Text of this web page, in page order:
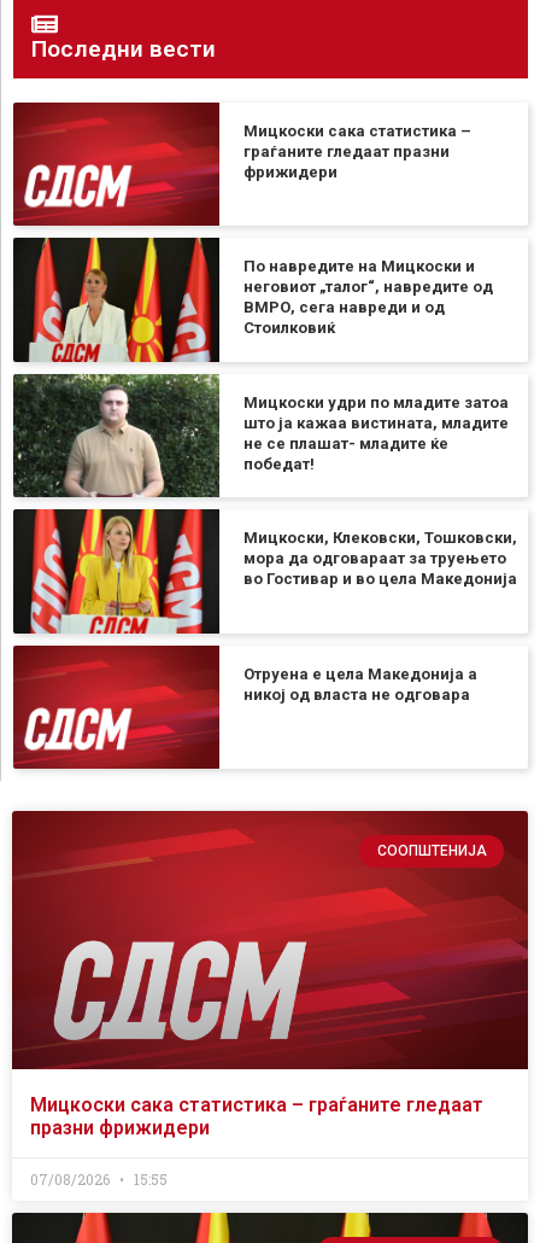
Последни вести
Мицкоски сака статистика –
граѓаните гледаат празни
фрижидери
По навредите на Мицкоски и
неговиот „талог“, навредите од
ВМРО, сега навреди и од
Стоилковиќ
Мицкоски удри по младите затоа
што ја кажаа вистината, младите
не се плашат- младите ќе
победат!
Мицкоски, Клековски, Тошковски,
мора да одговараат за труењето
во Гостивар и во цела Македонија
Отруена е цела Македонија а
никој од власта не одговара
СООПШТЕНИЈА
Мицкоски сака статистика – граѓаните гледаат
празни фрижидери
07/08/2026 15:55